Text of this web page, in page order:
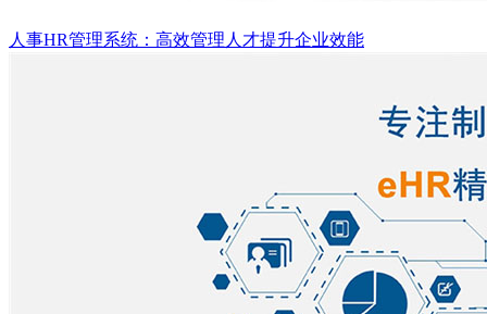
人事HR管理系统：高效管理人才提升企业效能